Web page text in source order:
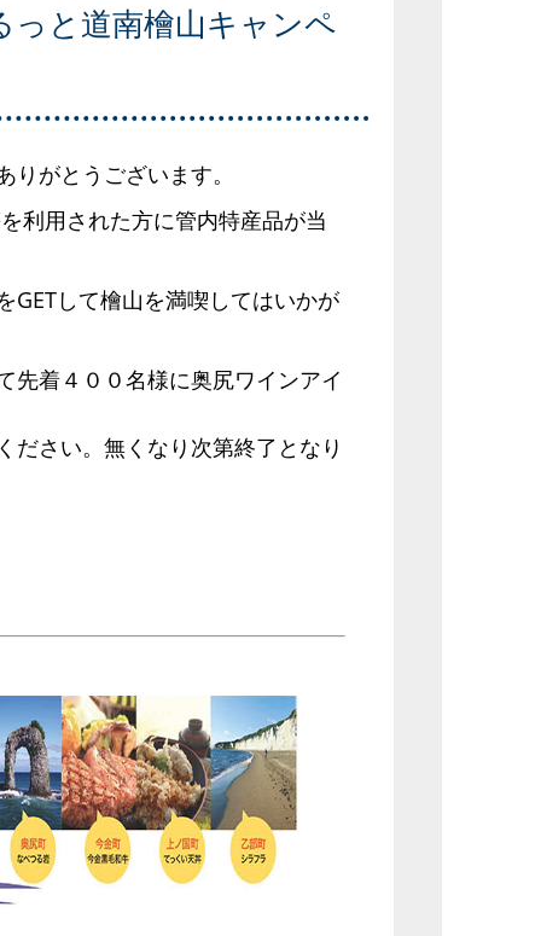
と道南檜山キャンペ
がとうございます。
利用された方に管内特産品が当
GETして檜山を満喫してはいかが
先着４００名様に奥尻ワインアイ
ださい。無くなり次第終了となり